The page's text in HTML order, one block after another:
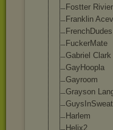
Fostter
Franklin
FrenchDudes
FuckerMate
Gabriel Clark
GayHoopla
Gayroom
Grayson
Harlem
Helix2